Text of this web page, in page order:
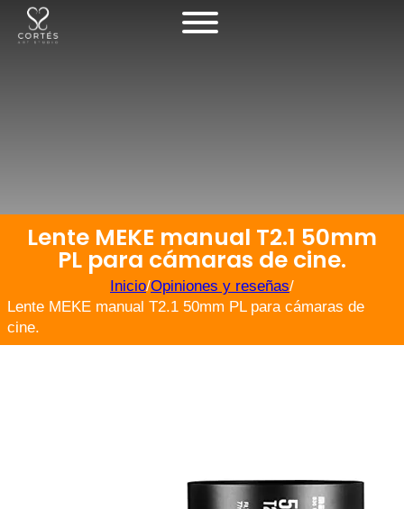
Lente MEKE manual T2.1 50mm
PL para cámaras de cine.
Inicio/Opiniones y reseñas/
Lente MEKE manual T2.1 50mm PL para cámaras de
cine.